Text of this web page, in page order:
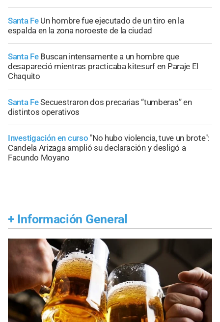
Santa Fe Un hombre fue ejecutado de un tiro en la
espalda en la zona noroeste de la ciudad
Santa Fe Buscan intensamente a un hombre que
desapareció mientras practicaba kitesurf en Paraje El
Chaquito
Santa FeSecuestraron dos precarias “tumberas” en
distintos operativos
Investigación en curso "No hubo violencia, tuve un brote":
Candela Arizaga amplió su declaración y desligó a
Facundo Moyano
+ Información General